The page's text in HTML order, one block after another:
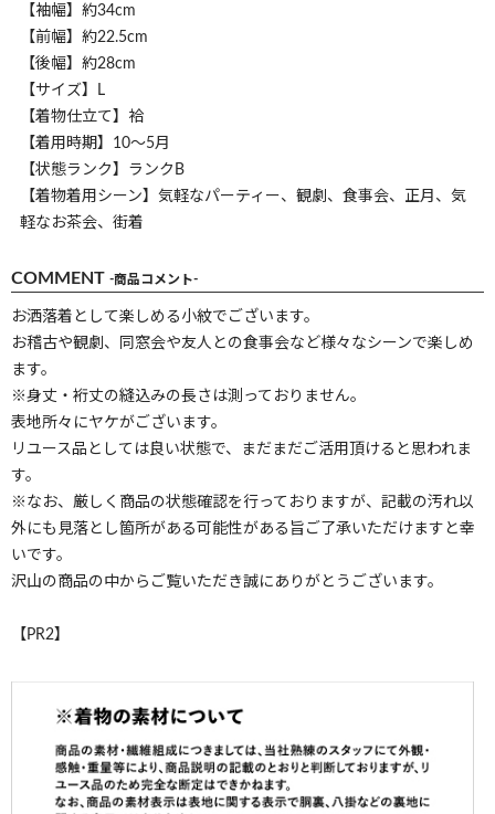
【袖幅】約34cm
【前幅】約22.5cm
【後幅】約28cm
【サイズ】L
【着物仕立て】袷
【着用時期】10～5月
【状態ランク】ランクB
【着物着用シーン】気軽なパーティー、観劇、食事会、正月、気
軽なお茶会、街着
COMMENT -商品コメント-
お洒落着として楽しめる小紋でございます。
お稽古や観劇、同窓会や友人との食事会など様々なシーンで楽しめ
ます。
※身丈・裄丈の縫込みの長さは測っておりません。
表地所々にヤケがございます。
リユース品としては良い状態で、まだまだご活用頂けると思われま
す。
※なお、厳しく商品の状態確認を行っておりますが、記載の汚れ以
外にも見落とし箇所がある可能性がある旨ご了承いただけますと幸
いです。
沢山の商品の中からご覧いただき誠にありがとうございます。
【PR2】